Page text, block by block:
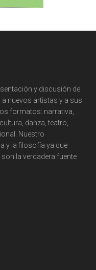
y discusión de
nuevos artistas y a sus
formatos: narrativa,
danza, teatro,
Nuestro
y la filosofía ya que
la verdadera fuente